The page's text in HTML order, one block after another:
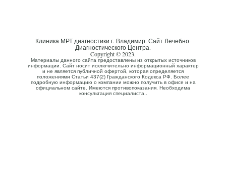
Клиника МРТ диагностики г. Владимир. Сайт Лечебно-
Диагностического Центра.
Copyright © 2023.
Материалы данного сайта предоставлены из открытых источников
информации. Сайт носит исключительно информационный характер
и не является публичной офертой, которая определяется
положениями Статьи 437(2) Гражданского Кодекса РФ. Более
подробную информацию о компании можно получить в офисе и на
официальном сайте. Имеются противопоказания. Необходима
консультация специалиста..